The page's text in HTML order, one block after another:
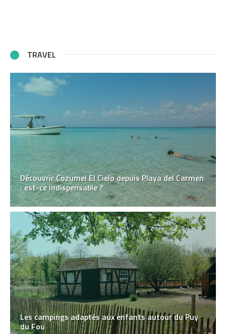
TRAVEL
Découvrir Cozumel El Cielo depuis Playa del Carmen
: est-ce indispensable ?
Les campings adaptés aux enfants autour du Puy
du Fou